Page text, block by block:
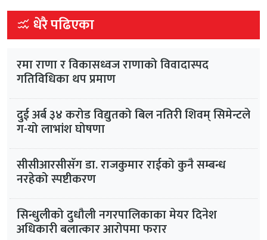
धेरै पढिएका
रमा राणा र विकासध्वज राणाको विवादास्पद
गतिविधिका थप प्रमाण
दुई अर्ब ३४ करोड विद्युतको बिल नतिरी शिवम् सिमेन्टले
ग-यो लाभांश घोषणा
सीसीआरसीसँग डा. राजकुमार राईको कुनै सम्बन्ध
नरहेको स्पष्टीकरण
सिन्धुलीको दुधौली नगरपालिकाका मेयर दिनेश
अधिकारी बलात्कार आरोपमा फरार